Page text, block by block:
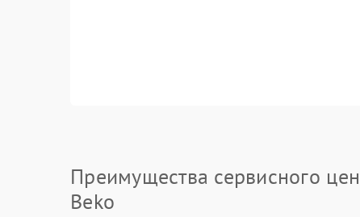
Преимущества сервисного
Beko